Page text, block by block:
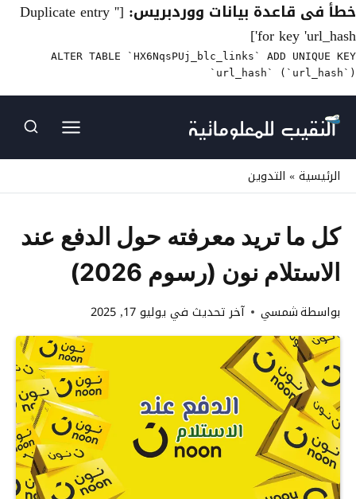
خطأ فى قاعدة بيانات ووردبريس: [Duplicate entry ''
for key 'url_hash']
ALTER TABLE `HX6NqsPUj_blc_links` ADD UNIQUE KEY
`url_hash` (`url_hash`)
إلى
المحتوى
الرئيسية» التدوين
كل ما تريد معرفته حول الدفع عند
الاستلام نون (رسوم 2026)
بواسطةشمسي آخر تحديث في يوليو 17, 2025